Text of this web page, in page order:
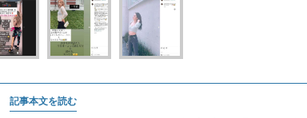
記事本文を読む